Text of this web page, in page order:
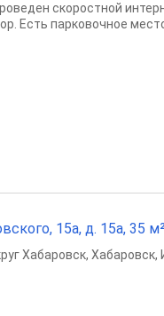
скоростной
Есть парковочное
15а, д. 15а, 35
Хабаровск, Хабаровск,